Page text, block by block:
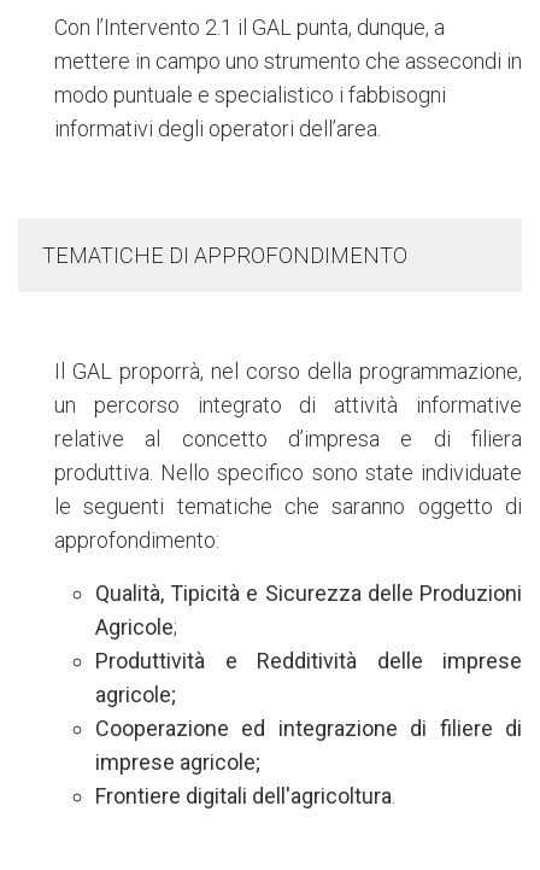
Con l’Intervento 2.1 il GAL punta, dunque, a
mettere in campo uno strumento che assecondi in
modo puntuale e specialistico i fabbisogni
informativi degli operatori dell’area.
TEMATICHE DI APPROFONDIMENTO
Il GAL proporrà, nel corso della programmazione,
un percorso integrato di attività informative
relative al concetto d’impresa e di filiera
produttiva. Nello specifico sono state individuate
le seguenti tematiche che saranno oggetto di
approfondimento:
Qualità, Tipicità e Sicurezza delle Produzioni
Agricole;
Produttività e Redditività delle imprese
agricole;
Cooperazione ed integrazione di filiere di
imprese agricole;
Frontiere digitali dell'agricoltura